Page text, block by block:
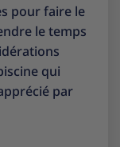
pour faire le
le temps
qui
par